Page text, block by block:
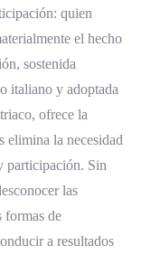
jurídicas
autor del
la Corte
autoría y
quien
el hecho
sostenida
italiano y adoptada
ofrece la
elimina la necesidad
participación. Sin
las
formas de
a resultados